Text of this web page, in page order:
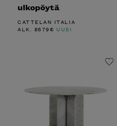
ulkopöytä
CATTELAN ITALIA
ALK. 8679€ UUSI